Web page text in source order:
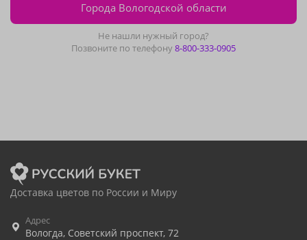
Города Вологодской области
Не нашли нужный город?
Позвоните по телефону8-800-333-0905
Доставка цветов по России и Миру
Адрес
Вологда, Советский проспект, 72